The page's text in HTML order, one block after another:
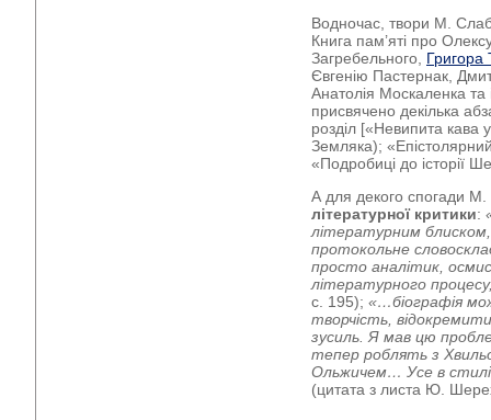
Водночас, твори М.
Книга пам’яті про
Загребельного,
Євгенію Пастернак,
Анатолія Москаленка та
присвячено декілька
розділ [«Невипита кава
Земляка);
«Подробиці до історії
А для декого спогади
літературної критики:
літературним
протокольне
просто аналітик,
літературного
с. 195); «…біографія
творчість,
зусиль. Я мав цю
тепер роблять з
Ольжичем… Усе в стилі
(цитата з листа Ю.